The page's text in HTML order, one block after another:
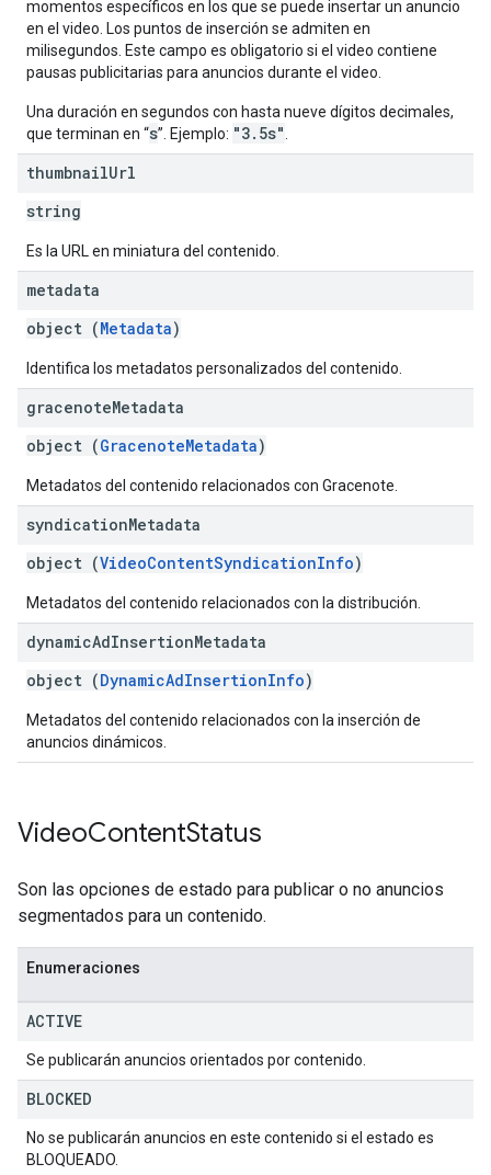
momentos específicos en los que se puede insertar un anuncio
en el video. Los puntos de inserción se admiten en
milisegundos. Este campo es obligatorio si el video contiene
pausas publicitarias para anuncios durante el video.
Una duración en segundos con hasta nueve dígitos decimales,
que terminan en “s”. Ejemplo: "3.5s"
thumbnailUrl
string
Es la URL en miniatura del contenido.
metadata
object (Metadata)
Identifica los metadatos personalizados del contenido.
gracenoteMetadata
object (GracenoteMetadata)
Metadatos del contenido relacionados con Gracenote.
syndicationMetadata
object (VideoContentSyndicationInfo)
Metadatos del contenido relacionados con la distribución.
dynamicAdInsertionMetadata
object (DynamicAdInsertionInfo)
Metadatos del contenido relacionados con la inserción de
anuncios dinámicos.
VideoContentStatus
Son las opciones de estado para publicar o no anuncios
segmentados para un contenido.
Enumeraciones
ACTIVE
Se publicarán anuncios orientados por contenido.
BLOCKED
No se publicarán anuncios en este contenido si el estado es
BLOQUEADO.